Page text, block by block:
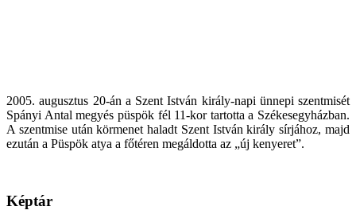
2005. augusztus 20-án a Szent István király-napi ünnepi szentmisét
Spányi Antal megyés püspök fél 11-kor tartotta a Székesegyházban.
A szentmise után körmenet haladt Szent István király sírjához, majd
ezután a Püspök atya a főtéren megáldotta az „új kenyeret”.
Képtár